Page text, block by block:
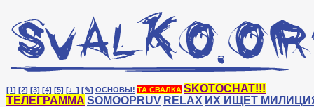
[1] [2] [3] [4] [5] [♩] [✎] ОСНОВЫ! ТА СВАЛКА SKOTOCHAT!!!
ТЕЛЕГРАММА SOMOOPRUV RELAX ИХ ИЩЕТ